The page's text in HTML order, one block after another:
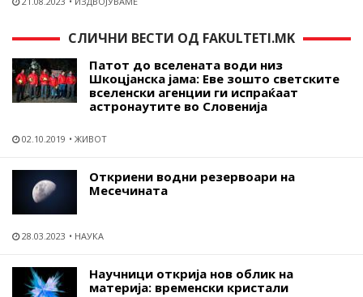
СЛИЧНИ ВЕСТИ ОД FAKULTETI.MK
Патот до вселената води низ
Шкоцјанска јама: Еве зошто светските
вселенски агенции ги испраќаат
астронаутите во Словенија
02.10.2019 ЖИВОТ
Откриени водни резервоари на
Месечината
28.03.2023 НАУКА
Научници открија нов облик на
материја: временски кристали